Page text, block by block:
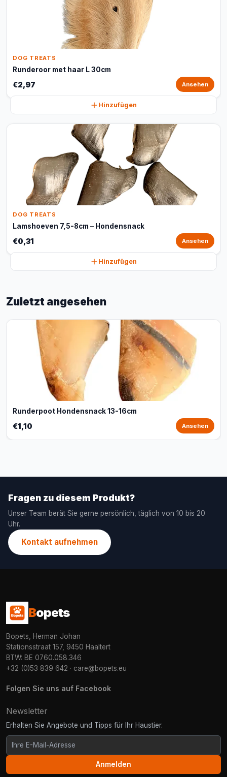
DOG TREATS
Runderoor met haar L 30cm
€2,97 Ansehen
Hinzufügen
DOG TREATS
Lamshoeven 7,5-8cm – Hondensnack
€0,31 Ansehen
Hinzufügen
Zuletzt angesehen
Runderpoot Hondensnack 13-16cm
€1,10 Ansehen
Fragen zu diesem Produkt?
Unser Team berät Sie gerne persönlich, täglich von 10 bis 20
Uhr.
Kontakt aufnehmen
Bopets
Bopets, Herman Johan
Stationsstraat 157, 9450 Haaltert
BTW: BE 0760.058.346
+32 (0)53 839 642 · care@bopets.eu
Folgen Sie uns auf Facebook
Newsletter
Erhalten Sie Angebote und Tipps für Ihr Haustier.
Anmelden